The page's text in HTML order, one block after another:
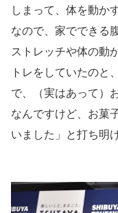
しまって、体を動か
なので、家でできる
ストレッチや体の動
トレをしていたのと
で、（実はあって）
なんですけど、お菓
いました」と打ち明け